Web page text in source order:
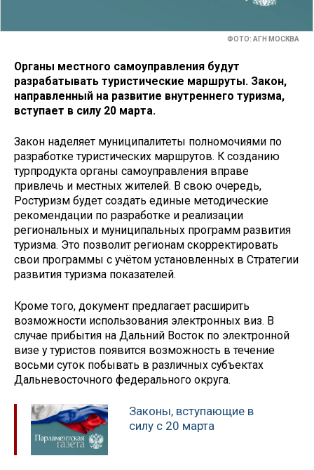
ФОТО: АГН МОСКВА
Органы местного самоуправления будут
разрабатывать туристические маршруты. Закон,
направленный на развитие внутреннего туризма,
вступает в силу 20 марта.
Закон наделяет муниципалитеты полномочиями по
разработке туристических маршрутов. К созданию
турпродукта органы самоуправления вправе
привлечь и местных жителей. В свою очередь,
Ростуризм будет создать единые методические
рекомендации по разработке и реализации
региональных и муниципальных программ развития
туризма. Это позволит регионам скорректировать
свои программы с учётом установленных в Стратегии
развития туризма показателей.
Кроме того, документ предлагает расширить
возможности использования электронных виз. В
случае прибытия на Дальний Восток по электронной
визе у туристов появится возможность в течение
восьми суток побывать в различных субъектах
Дальневосточного федерального округа.
Законы, вступающие в
силу с 20 марта